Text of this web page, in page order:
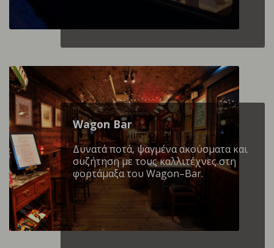
Wagon Βar
Δυνατά ποτά, ψαγμένα ακούσματα και
συζήτηση με τους καλλιτέχνες στη
φορτάμαξα του Wagon–Bar.